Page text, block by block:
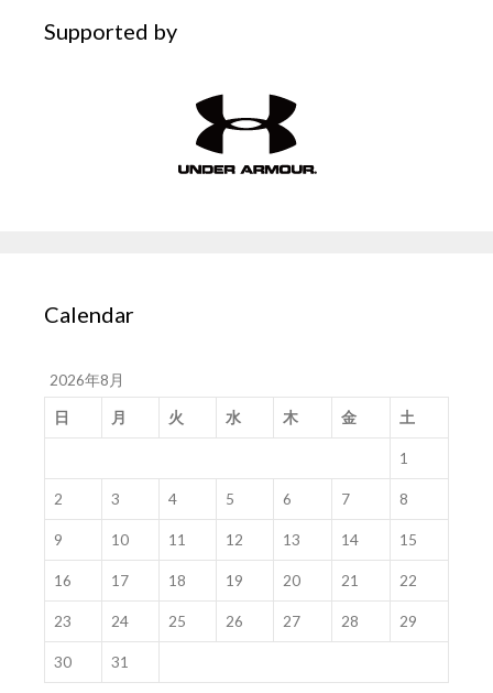
Supported by
Calendar
2026年8月
日 月 火 水 木 金 土
1
2 3 4 5 6 7 8
9 10 11 12 13 14 15
16 17 18 19 20 21 22
23 24 25 26 27 28 29
30 31